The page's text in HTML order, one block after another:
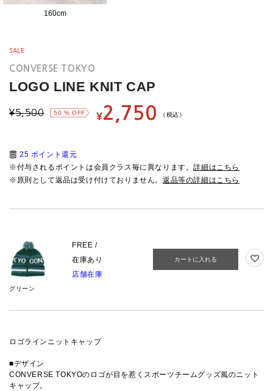
160cm
SALE
CONVERSE TOKYO
LOGO LINE KNIT CAP
¥5,500 50% OFF ¥2,750 （税込）
25 ポイント還元
※付与されるポイントは会員クラス毎に異なります。詳細はこちら
※原則として返品は受け付けておりません。 返品等の詳細はこちら
グリーン
FREE /
在庫あり
店舗在庫
カートに入れる
ロゴラインニットキャップ
■デザイン
CONVERSE TOKYOのロゴが目を惹くスポーツチームグッズ風のニット
キャップ。